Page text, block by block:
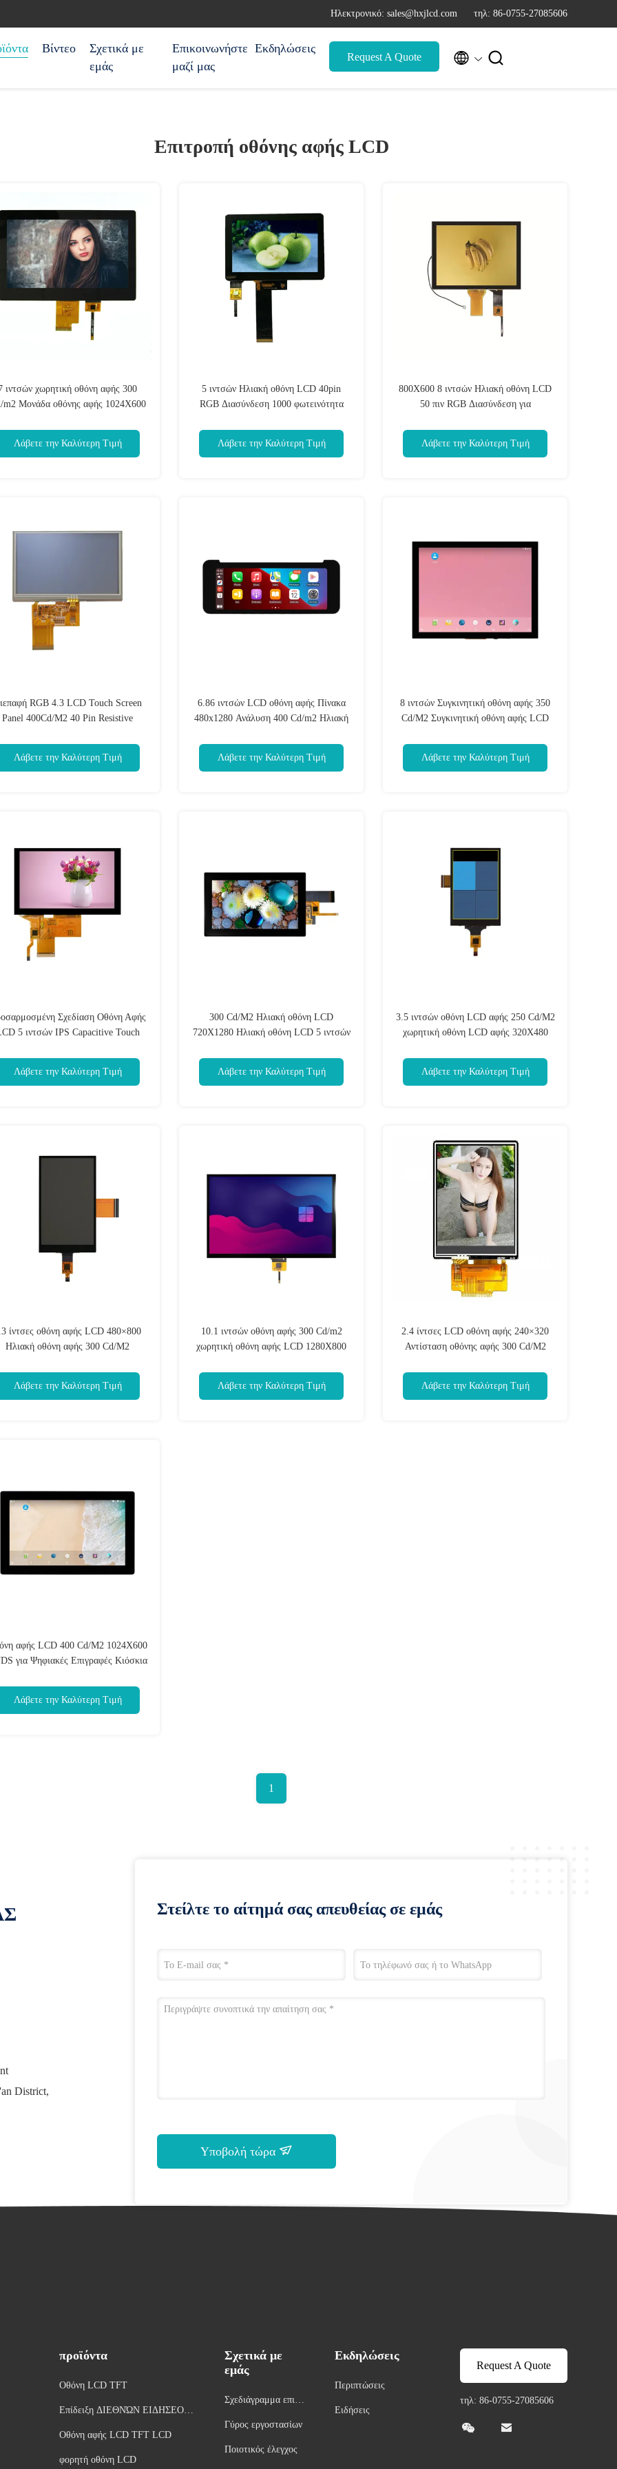
Ηλεκτρονικό: sales@hxjlcd.com τηλ: 86-0755-27085606
Βίντεο
Σχετικά με
εμάς
Επικοινωνήστε
μαζί μας
Εκδηλώσεις
Request A Quote  
Επιτροπή οθόνης αφής LCD
ιντσών χωρητική οθόνη αφής 300
m2 Μονάδα οθόνης αφής 1024X600
Λάβετε την Καλύτερη Τιμή
5 ιντσών Ηλιακή οθόνη LCD 40pin
RGB Διασύνδεση 1000 φωτεινότητα
Λάβετε την Καλύτερη Τιμή
800X600 8 ιντσών Ηλιακή οθόνη LCD
50 πιν RGB Διασύνδεση για
Λάβετε την Καλύτερη Τιμή
RGB 4.3 LCD Touch Screen
Panel 400Cd/M2 40 Pin Resistive
Λάβετε την Καλύτερη Τιμή
6.86 ιντσών LCD οθόνη αφής Πίνακα
480x1280 Ανάλυση 400 Cd/m2 Ηλιακή
Λάβετε την Καλύτερη Τιμή
8 ιντσών Συγκινητική οθόνη αφής 350
Cd/M2 Συγκινητική οθόνη αφής LCD
Λάβετε την Καλύτερη Τιμή
Σχεδίαση Οθόνη Αφής
5 ιντσών IPS Capacitive Touch
Λάβετε την Καλύτερη Τιμή
300 Cd/M2 Ηλιακή οθόνη LCD
720X1280 Ηλιακή οθόνη LCD 5 ιντσών
Λάβετε την Καλύτερη Τιμή
3.5 ιντσών οθόνη LCD αφής 250 Cd/M2
χωρητική οθόνη LCD αφής 320X480
Λάβετε την Καλύτερη Τιμή
ίντσες οθόνη αφής LCD 480×800
Ηλιακή οθόνη αφής 300 Cd/M2
Λάβετε την Καλύτερη Τιμή
10.1 ιντσών οθόνη αφής 300 Cd/m2
χωρητική οθόνη αφής LCD 1280X800
Λάβετε την Καλύτερη Τιμή
2.4 ίντσες LCD οθόνη αφής 240×320
Αντίσταση οθόνης αφής 300 Cd/M2
Λάβετε την Καλύτερη Τιμή
αφής LCD 400 Cd/M2 1024X600
για Ψηφιακές Επιγραφές Κιόσκια
Λάβετε την Καλύτερη Τιμή
1
District,
Στείλτε το αίτημά σας απευθείας σε εμάς
Υποβολή τώρα
προϊόντα
Οθόνη LCD TFT
Επίδειξη ΔΙΕΘΝΏΝ ΕΙΔΗΣΕΟΓΡ
Οθόνη αφής LCD TFT LCD
φορητή οθόνη LCD
Σχετικά με
εμάς
Σχεδιάγραμμα επιχεί
Γύρος εργοστασίων
Ποιοτικός έλεγχος
Εκδηλώσεις
Περιπτώσεις
Ειδήσεις
Request A Quote
τηλ: 86-0755-27085606
 